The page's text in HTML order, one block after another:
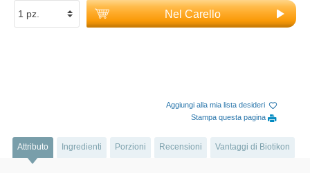
Nel Carello
Aggiungi alla mia lista desideri
Stampa questa pagina
Attributo Ingredienti Porzioni Recensioni Vantaggi di Biotikon